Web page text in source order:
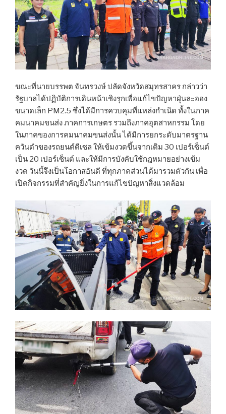
ขณะที่นายบรรพต จันทรวงษ์ ปลัดจังหวัดสมุทรสาคร กล่าวว่า
รัฐบาลได้ปฏิบัติการเดินหน้าเชิงรุกเพื่อแก้ไขปัญหาฝุ่นละออง
ขนาดเล็ก PM2.5 ซึ่งได้มีการควบคุมที่แหล่งกำเนิด ทั้งในภาค
คมนาคมขนส่ง ภาคการเกษตร รวมถึงภาคอุตสาหกรรม โดย
ในภาคของการคมนาคมขนส่งนั้น ได้มีการยกระดับมาตรฐาน
ควันดำของรถยนต์ดีเซล ให้เข้มงวดขึ้นจากเดิม 30 เปอร์เซ็นต์
เป็น 20 เปอร์เซ็นต์ และให้มีการบังคับใช้กฎหมายอย่างเข้ม
งวด วันนี้จึงเป็นโอกาสอันดี ที่ทุกภาคส่วนได้มารวมตัวกัน เพื่อ
เปิดกิจกรรมที่สำคัญยิ่งในการแก้ไขปัญหาสิ่งแวดล้อม